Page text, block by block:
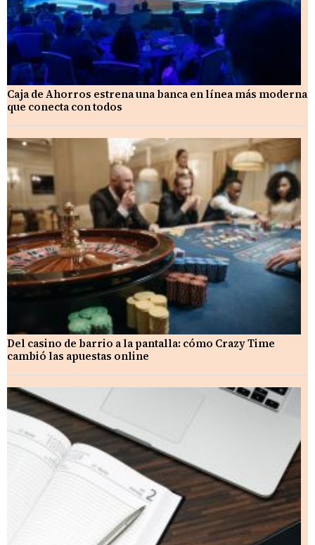
Caja de Ahorros estrena una banca en línea más moderna
que conecta con todos
Del casino de barrio a la pantalla: cómo Crazy Time
cambió las apuestas online